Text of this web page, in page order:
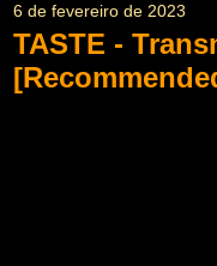
6 de fevereiro de 2023
TASTE -